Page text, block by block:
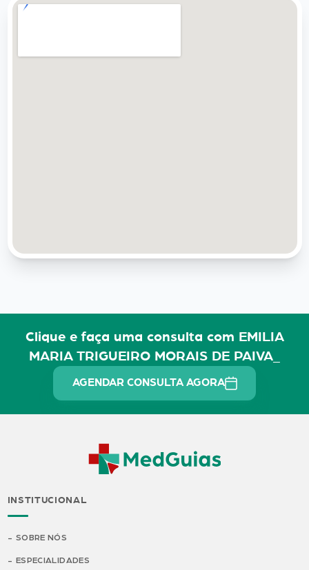
Clique e faça uma consulta com EMILIA
MARIA TRIGUEIRO MORAIS DE PAIVA_
AGENDAR CONSULTA AGORA
INSTITUCIONAL
SOBRE NÓS
ESPECIALIDADES